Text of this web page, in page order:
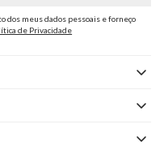
dos meus dados pessoais e forneço
de Privacidade